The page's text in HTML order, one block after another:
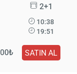
2+1
10:38
19:51
SATIN AL